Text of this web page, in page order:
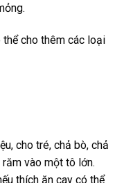
thể cho thêm các loại
cho tré, chả bò, chả
răm vào một tô lớn.
thích ăn cay có thể